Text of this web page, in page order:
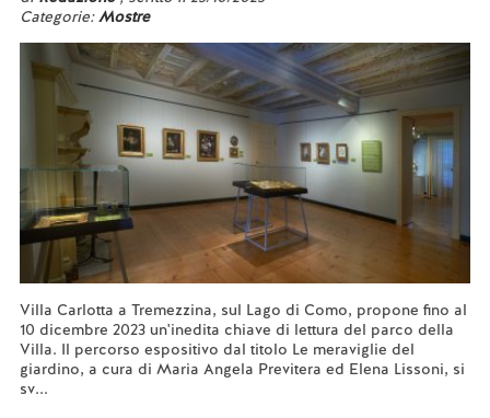
Categorie:Mostre
Villa Carlotta a Tremezzina, sul Lago di Como, propone fino al
10 dicembre 2023 un'inedita chiave di lettura del parco della
Villa. Il percorso espositivo dal titolo Le meraviglie del
giardino, a cura di Maria Angela Previtera ed Elena Lissoni, si
sv...